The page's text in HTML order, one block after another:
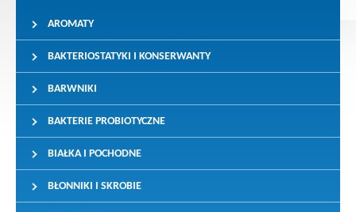
AROMATY
BAKTERIOSTATYKI I KONSERWANTY
BARWNIKI
BAKTERIE PROBIOTYCZNE
BIAŁKA I POCHODNE
BŁONNIKI I SKROBIE